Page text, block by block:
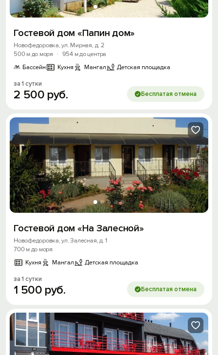
Гостевой дом «Папин дом»
Новофедоровка, ул. Мирная, д. 2
500 м до моря
· 954 м до центра
Бассейн
Кухня Мангал Детская площадка
за 1 сутки
2 500 руб. Бесплатая отмена
Гостевой дом «На Залесной»
Новофедоровка, ул. Залесная, д. 1
700 м до моря
Кухня
Мангал Детская площадка
за 1 сутки
1 500 руб. Бесплатая отмена